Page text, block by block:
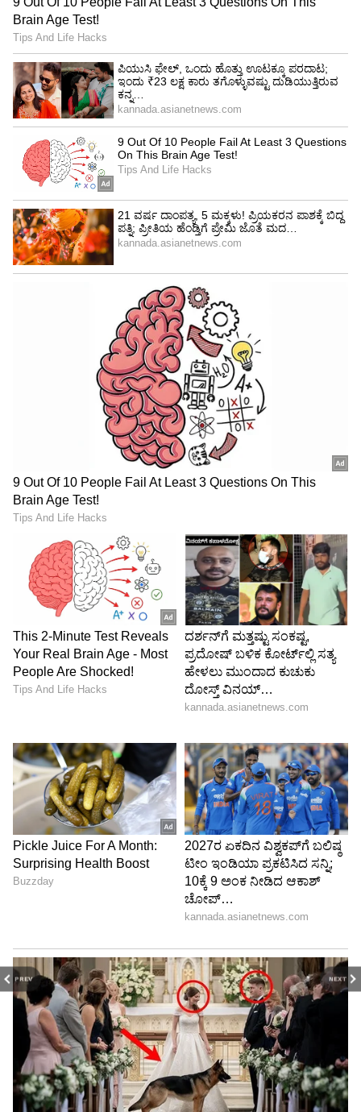
PREV NEXT
ದಿನ ಭವಿಷ್ಯ, ವಾರ ಭವಿಷ್ಯ, ನಿಮ್ಮ ರಾಶಿ ವಿಶೇಷ, ದಿನ
ವಿಶೇಷ, ಹಬ್ಬ ಹರಿದಿನಗಳು, ಸಂಪ್ರದಾಯ ಆಚರಣೆಗಳು,
ಅವುಗಳ ವೈಜ್ಞಾನಿಕ ಹಿನ್ನೆಲೆ, ಪುರಾಣ ಪುಣ್ಯ ಕತೆಗಳು,
ವಾಸ್ತು ಕುರಿತು ಹೆಚ್ಚಿನ ಮಾಹಿತಿ ಪಡೆಯಲು ಸುವರ್ಣ
ನ್ಯೂಸ್ ಜ್ಯೋತಿಷ್ಯ ವಿಭಾಗವನ್ನು ತಪ್ಪದೇ ನೋಡುತ್ತಿರಿ.